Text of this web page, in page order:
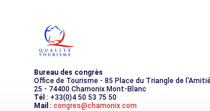
Bureau des congrès
Office de Tourisme - 85 Place du Triangle de
25 - 74400 Chamonix Mont-Blanc
Tél : +33(0)4 50 53 75 50
Mail : congres@chamonix.com